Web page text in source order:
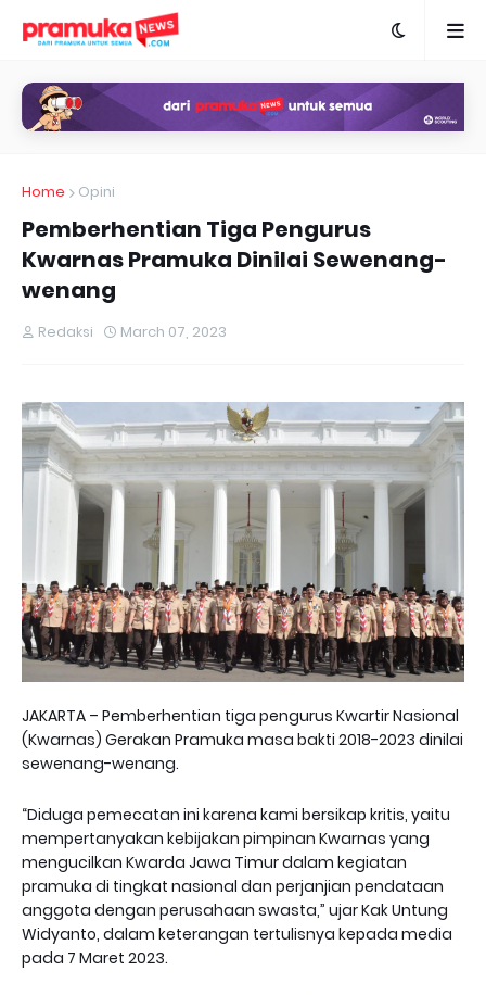
Home Opini
Pemberhentian Tiga Pengurus
Kwarnas Pramuka Dinilai Sewenang-
wenang
Redaksi March 07, 2023
JAKARTA – Pemberhentian tiga pengurus Kwartir Nasional
(Kwarnas) Gerakan Pramuka masa bakti 2018-2023 dinilai
sewenang-wenang.
“Diduga pemecatan ini karena kami bersikap kritis, yaitu
mempertanyakan kebijakan pimpinan Kwarnas yang
mengucilkan Kwarda Jawa Timur dalam kegiatan
pramuka di tingkat nasional dan perjanjian pendataan
anggota dengan perusahaan swasta,” ujar Kak Untung
Widyanto, dalam keterangan tertulisnya kepada media
pada 7 Maret 2023.